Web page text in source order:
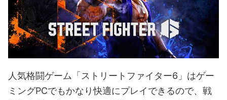
人気格闘ゲーム「ストリートファイター6」はゲー
ミングPCでもかなり快適にプレイできるので、戦